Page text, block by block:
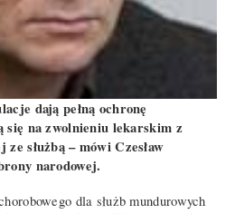
dają pełną ochronę
się na zwolnieniu lekarskim z
służbą – mówi Czesław
narodowej.
dla służb mundurowych